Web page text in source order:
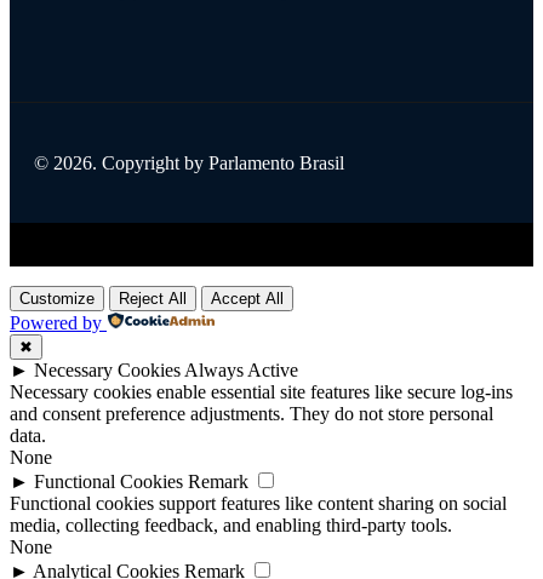
© 2026. Copyright by Parlamento Brasil
Customize Reject All Accept All
Powered by
✖
► Necessary Cookies Always Active
Necessary cookies enable essential site features like secure log-ins
and consent preference adjustments. They do not store personal
data.
None
► Functional Cookies Remark
Functional cookies support features like content sharing on social
media, collecting feedback, and enabling third-party tools.
None
► Analytical Cookies Remark